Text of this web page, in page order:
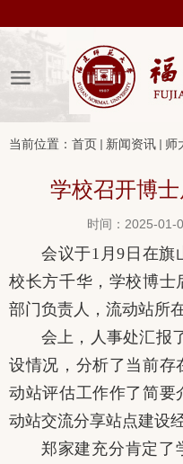
当前位置： 首页 新闻资讯 师
学校召开博
时间：2025-01-
会议于1月9日在旗
校长方千华，学校博士
部门负责人，流动站所
会上，人事处汇报
设情况，分析了当前存
动站评估工作作了简要
动站交流分享站点建设经
郑家建充分肯定了